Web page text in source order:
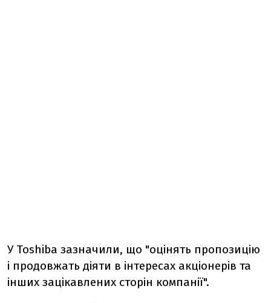
У Toshiba зазначили, що "оцінять пропозицію
і продовжать діяти в інтересах акціонерів та
інших зацікавлених сторін компанії".